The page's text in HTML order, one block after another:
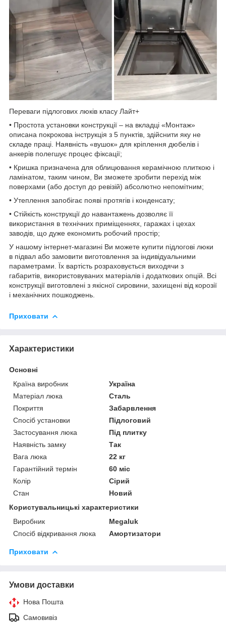
Переваги підлогових люків класу Лайт+
• Простота установки конструкції – на вкладці «Монтаж»
описана покрокова інструкція з 5 пунктів, здійснити яку не
складе праці. Наявність «вушок» для кріплення дюбелів і
анкерів полегшує процес фіксації;
• Кришка призначена для облицювання керамічною плиткою і
ламінатом, таким чином, Ви зможете зробити перехід між
поверхами (або доступ до ревізій) абсолютно непомітним;
• Утеплення запобігає появі протягів і конденсату;
• Стійкість конструкції до навантажень дозволяє її
використання в технічних приміщеннях, гаражах і цехах
заводів, що дуже економить робочий простір;
У нашому інтернет-магазині Ви можете купити підлогові люки
в підвал або замовити виготовлення за індивідуальними
параметрами. Їх вартість розраховується виходячи з
габаритів, використовуваних матеріалів і додаткових опцій. Всі
конструкції виготовлені з якісної сировини, захищені від корозії
і механічних пошкоджень.
Приховати
Характеристики
Основні
Країна виробник
Україна
Матеріал люка
Сталь
Покриття
Забарвлення
Спосіб установки
Підлоговий
Застосування люка
Під плитку
Наявність замку
Так
Вага люка
22 кг
Гарантійний термін
60 міс
Колір
Сірий
Стан
Новий
Користувальницькі характеристики
Виробник
Megaluk
Спосіб відкривання люка
Амортизатори
Приховати
Умови доставки
Нова Пошта
Самовивіз